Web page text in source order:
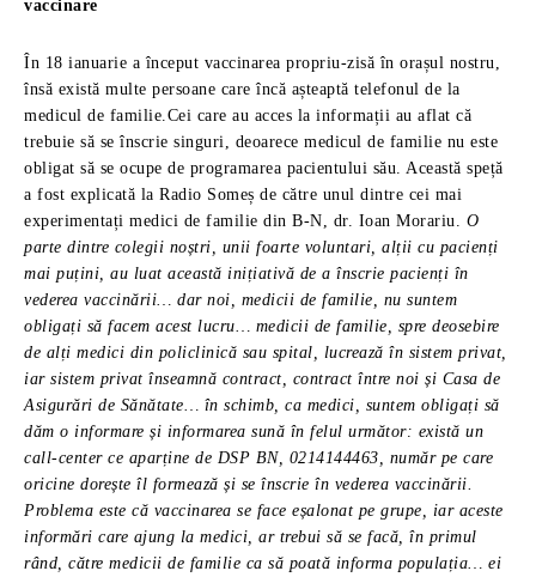
vaccinare
În 18 ianuarie a început vaccinarea propriu-zisă în orașul nostru,
însă există multe persoane care încă așteaptă telefonul de la
medicul de familie.Cei care au acces la informații au aflat că
trebuie să se înscrie singuri, deoarece medicul de familie nu este
obligat să se ocupe de programarea pacientului său. Această speță
a fost explicată la Radio Someș de către unul dintre cei mai
experimentați medici de familie din B-N, dr. Ioan Morariu. O
parte dintre colegii noștri, unii foarte voluntari, alții cu pacienți
mai puțini, au luat această inițiativă de a înscrie pacienți în
vederea vaccinării… dar noi, medicii de familie, nu suntem
obligați să facem acest lucru… medicii de familie, spre deosebire
de alți medici din policlinică sau spital, lucrează în sistem privat,
iar sistem privat înseamnă contract, contract între noi și Casa de
Asigurări de Sănătate… în schimb, ca medici, suntem obligați să
dăm o informare și informarea sună în felul următor: există un
call-center ce aparține de DSP BN, 0214144463, număr pe care
oricine dorește îl formează și se înscrie în vederea vaccinării.
Problema este că vaccinarea se face eșalonat pe grupe, iar aceste
informări care ajung la medici, ar trebui să se facă, în primul
rând, către medicii de familie ca să poată informa populația… ei